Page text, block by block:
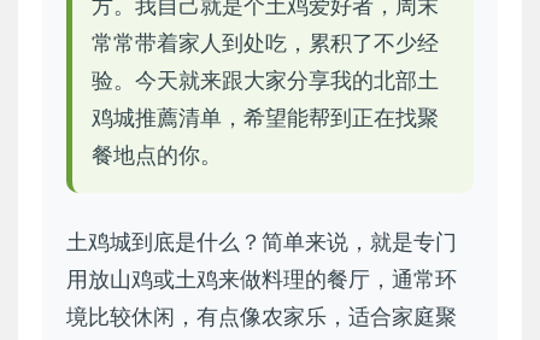
方。我自己就是个土鸡爱好者，周末
常常带着家人到处吃，累积了不少经
验。今天就来跟大家分享我的北部土
鸡城推薦清单，希望能帮到正在找聚
餐地点的你。
土鸡城到底是什么？简单来说，就是专门
用放山鸡或土鸡来做料理的餐厅，通常环
境比较休闲，有点像农家乐，适合家庭聚